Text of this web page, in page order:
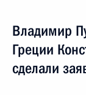
Владимир
Греции
сделали